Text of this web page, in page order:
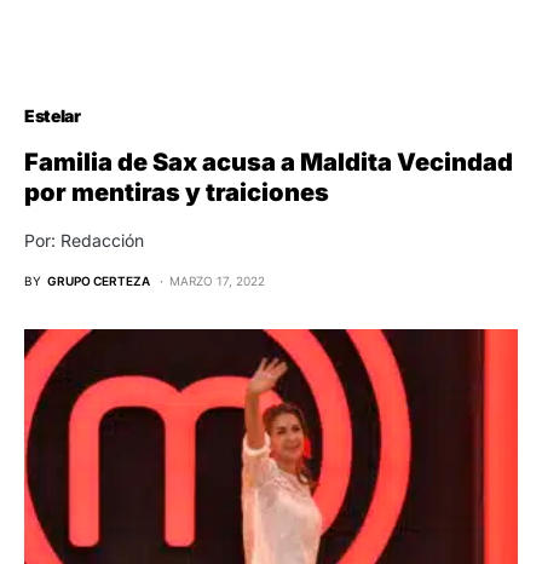
Estelar
Familia de Sax acusa a Maldita Vecindad
por mentiras y traiciones
Por: Redacción
BY GRUPO CERTEZA MARZO 17, 2022